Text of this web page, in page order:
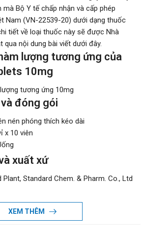
Bộ Y tế chấp nhận và cấp phép
Nam (VN-22539-20) dưới dạng thuốc
tiết về loại thuốc này sẽ được Nhà
qua nội dung bài viết dưới đây.
lượng tương ứng của
10mg
tương ứng 10mg
đóng gói
nén phóng thích kéo dài
x 10 viên
xuất xứ
Plant, Standard Chem. & Pharm. Co., Ltd
XEM THÊM